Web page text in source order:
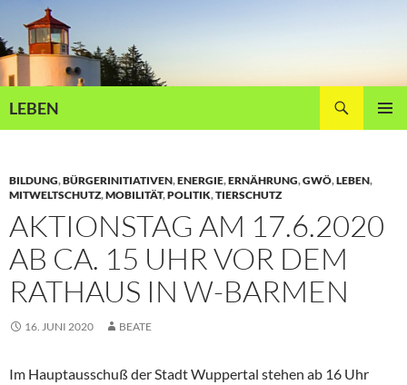
Inhalt
springen
LEBEN
BILDUNG,BÜRGERINITIATIVEN,ENERGIE,ERNÄHRUNG,GWÖ,LEBEN,
MITWELTSCHUTZ,MOBILITÄT,POLITIK,TIERSCHUTZ
AKTIONSTAG AM 17.6.2020
AB CA. 15 UHR VOR DEM
RATHAUS IN W-BARMEN
16. JUNI 2020 BEATE
Im Hauptausschuß der Stadt Wuppertal stehen ab 16 Uhr